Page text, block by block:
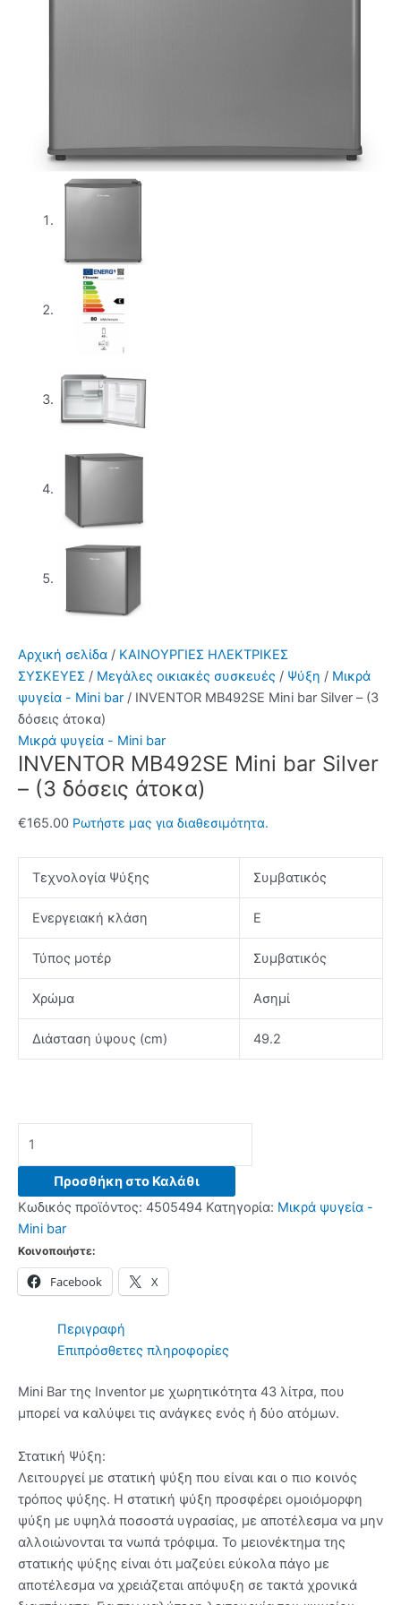
Αρχική σελίδα / ΚΑΙΝΟΥΡΓΙΕΣ ΗΛΕΚΤΡΙΚΕΣ
ΣΥΣΚΕΥΕΣ / Μεγάλες οικιακές συσκευές / Ψύξη / Μικρά
ψυγεία - Mini bar / INVENTOR MB492SE Mini bar Silver – (3
δόσεις άτοκα)
Μικρά ψυγεία - Mini bar
INVENTOR MB492SE Mini bar Silver
– (3 δόσεις άτοκα)
€165.00 Ρωτήστε μας για διαθεσιμότητα.
Τεχνολογία Ψύξης Συμβατικός
Ενεργειακή κλάση E
Τύπος μοτέρ Συμβατικός
Χρώμα Ασημί
Διάσταση ύψους (cm) 49.2
MB492SE
bar
δόσεις
ποσότητα
Προσθήκη στο Καλάθι
Κωδικός προϊόντος: 4505494 Κατηγορία: Μικρά ψυγεία -
Mini bar
Κοινοποιήστε:
Facebook X
Περιγραφή
Επιπρόσθετες πληροφορίες
Mini Bar της Inventor με χωρητικότητα 43 λίτρα, που
μπορεί να καλύψει τις ανάγκες ενός ή δύο ατόμων.
Στατική Ψύξη:
Λειτουργεί με στατική ψύξη που είναι και ο πιο κοινός
τρόπος ψύξης. Η στατική ψύξη προσφέρει ομοιόμορφη
ψύξη με υψηλά ποσοστά υγρασίας, με αποτέλεσμα να μην
αλλοιώνονται τα νωπά τρόφιμα. Το μειονέκτημα της
στατικής ψύξης είναι ότι μαζεύει εύκολα πάγο με
αποτέλεσμα να χρειάζεται απόψυξη σε τακτά χρονικά